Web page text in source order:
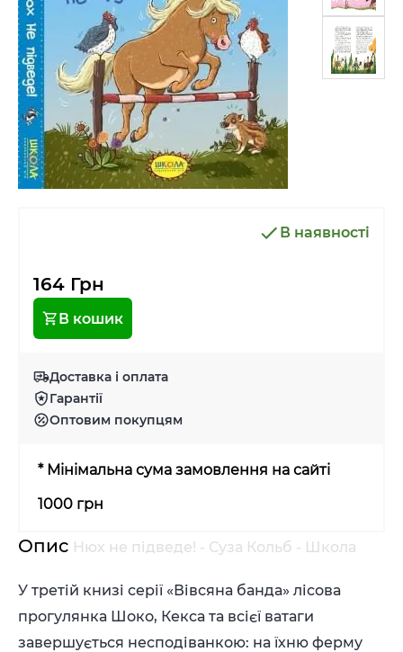
В наявності
164 Грн
В кошик
Доставка і оплата
Гарантії
Оптовим покупцям
* Мінімальна сума замовлення на сайті
1000 грн
Опис Нюх не підведе! - Суза Кольб - Школа
У третій книзі серії «Вівсяна банда» лісова
прогулянка Шоко, Кекса та всієї ватаги
завершується несподіванкою: на їхню ферму